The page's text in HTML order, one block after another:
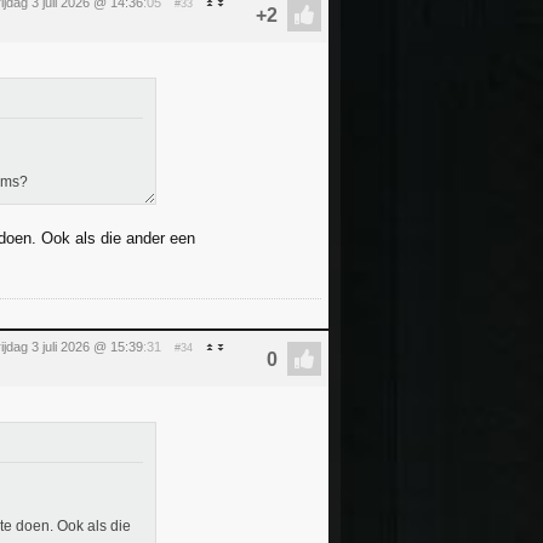
#33
Ook als die ander een
3 juli 2026 @ 15:39:31 #34
doen. Ook als die